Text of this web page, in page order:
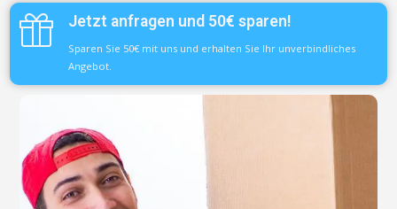
Jetzt anfragen und 50€ sparen!
Sparen Sie 50€ mit uns und erhalten Sie Ihr unverbindliches
Angebot.